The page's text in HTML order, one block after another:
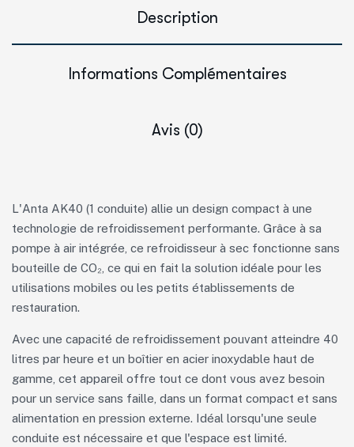
Description
Informations Complémentaires
Avis (0)
L'Anta AK40 (1 conduite) allie un design compact à une
technologie de refroidissement performante. Grâce à sa
pompe à air intégrée, ce refroidisseur à sec fonctionne sans
bouteille de CO₂, ce qui en fait la solution idéale pour les
utilisations mobiles ou les petits établissements de
restauration.
Avec une capacité de refroidissement pouvant atteindre 40
litres par heure et un boîtier en acier inoxydable haut de
gamme, cet appareil offre tout ce dont vous avez besoin
pour un service sans faille, dans un format compact et sans
alimentation en pression externe. Idéal lorsqu'une seule
conduite est nécessaire et que l'espace est limité.